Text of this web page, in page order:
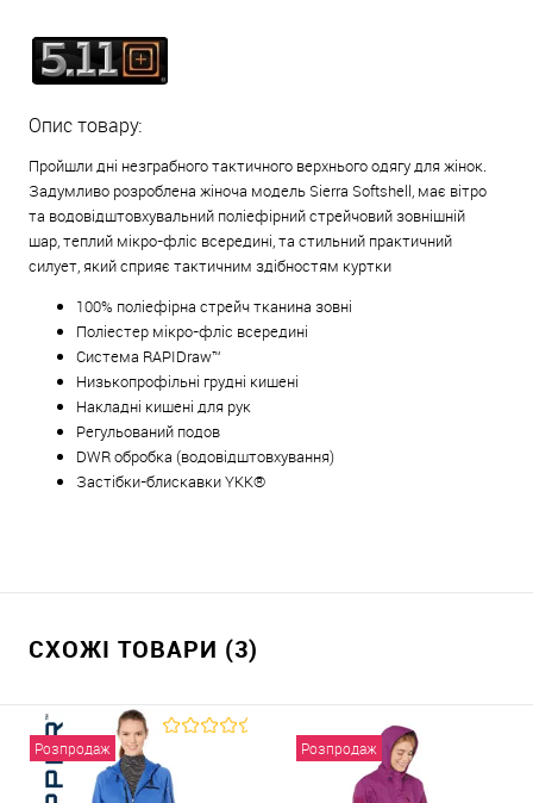
Опис товару:
Пройшли дні незграбного тактичного верхнього одягу для жінок.
Задумливо розроблена жіноча модель Sierra Softshell, має вітро
та водовідштовхувальний поліефірний стрейчовий зовнішній
шар, теплий мікро-фліс всередині, та стильний практичний
силует, який сприяє тактичним здібностям куртки
100% поліефірна стрейчтканина зовні
Поліестер мікро-фліс всередині
Система RAPIDraw™
Низькопрофільні грудні кишені
Накладні кишені для рук
Регульований подов
DWR обробка (водовідштовхування)
Застібки-блискавки YKK®
СХОЖІ ТОВАРИ (3)
Розпродаж Розпродаж